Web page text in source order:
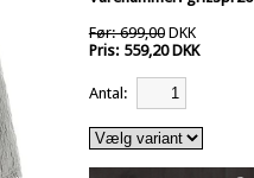
Før: 699,00DKK
Pris: 559,20 DKK
Antal: